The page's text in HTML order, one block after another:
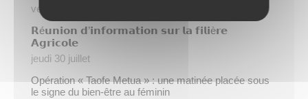
vendredi 31 juillet
𝗥é𝘂𝗻𝗶𝗼𝗻 𝗱’𝗶𝗻𝗳𝗼𝗿𝗺𝗮𝘁𝗶𝗼𝗻 𝘀𝘂𝗿 𝗹𝗮 𝗳𝗶𝗹𝗶è𝗿𝗲
𝗔𝗴𝗿𝗶𝗰𝗼𝗹𝗲
jeudi 30 juillet
Opération « Taofe Metua » : une matinée placée sous
le signe du bien-être au féminin